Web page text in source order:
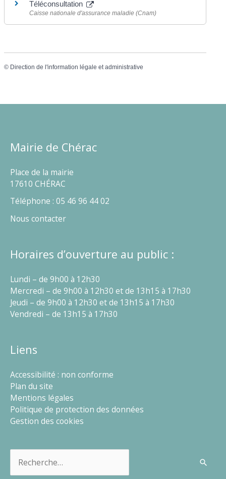
Téléconsultation
Caisse nationale d'assurance maladie (Cnam)
© Direction de l'information légale et administrative
Mairie de Chérac
Place de la mairie
17610 CHÉRAC
Téléphone : 05 46 96 44 02
Nous contacter
Horaires d’ouverture au public :
Lundi – de 9h00 à 12h30
Mercredi – de 9h00 à 12h30 et de 13h15 à 17h30
Jeudi – de 9h00 à 12h30 et de 13h15 à 17h30
Vendredi – de 13h15 à 17h30
Liens
Accessibilité : non conforme
Plan du site
Mentions légales
Politique de protection des données
Gestion des cookies